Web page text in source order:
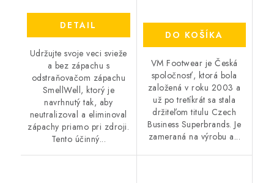
DETAIL
Udržujte svoje veci svieže
a bez zápachu s
odstraňovačom zápachu
SmellWell, ktorý je
navrhnutý tak, aby
neutralizoval a eliminoval
zápachy priamo pri zdroji.
Tento účinný...
DO KOŠÍKA
VM Footwear je Česká
spoločnosť, ktorá bola
založená v roku 2003 a
už po tretíkrát sa stala
držiteľom titulu Czech
Business Superbrands. Je
zameraná na výrobu a...